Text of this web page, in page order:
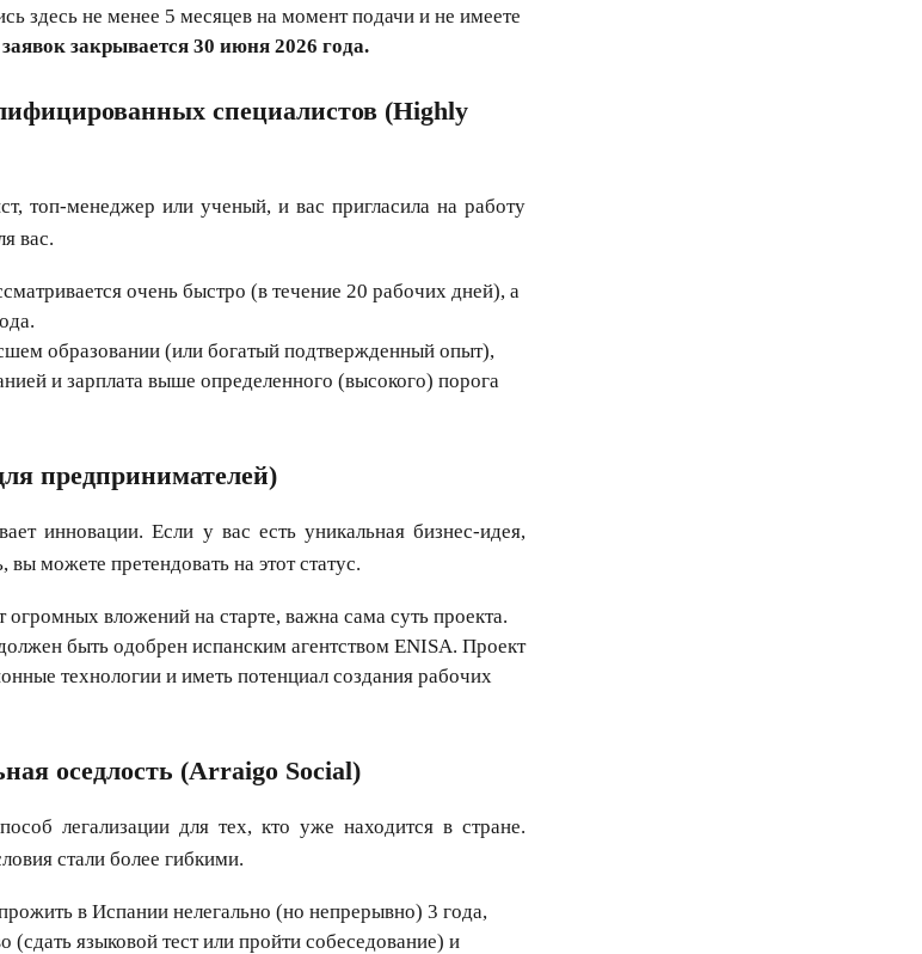
здесь не менее 5 месяцев на момент подачи и не имеете
закрывается 30 июня 2026 года.
специалистов (Highly
топ-менеджер или ученый, и вас пригласила на работу
вас.
очень быстро (в течение 20 рабочих дней), а
образовании (или богатый подтвержденный опыт),
и зарплата выше определенного (высокого) порога
предпринимателей)
инновации. Если у вас есть уникальная бизнес-идея,
можете претендовать на этот статус.
огромных вложений на старте, важна сама суть проекта.
быть одобрен испанским агентством ENISA. Проект
технологии и иметь потенциал создания рабочих
оседлость (Arraigo Social)
легализации для тех, кто уже находится в стране.
стали более гибкими.
в Испании нелегально (но непрерывно) 3 года,
(сдать языковой тест или пройти собеседование) и